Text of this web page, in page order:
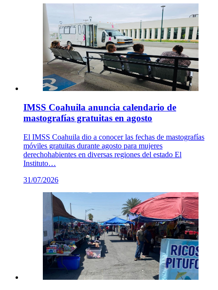
IMSS Coahuila anuncia calendario de
mastografías gratuitas en agosto
El IMSS Coahuila dio a conocer las fechas de mastografías
móviles gratuitas durante agosto para mujeres
derechohabientes en diversas regiones del estado El
Instituto…
31/07/2026